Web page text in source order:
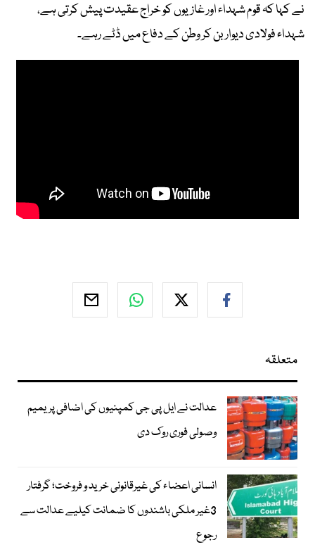
نے کہا کہ قوم شہداء اور غازیوں کو خراج عقیدت پیش کرتی ہے،
شہداء فولادی دیوار بن کر وطن کے دفاع میں ڈٹے رہے۔
متعلقہ
عدالت نے ایل پی جی کمپنیوں کی اضافی پریمیم
وصولی فوری روک دی
انسانی اعضاء کی غیرقانونی خرید و فروخت؛ گرفتار
3غیر ملکی باشندوں کا ضمانت کیلیے عدالت سے
رجوع